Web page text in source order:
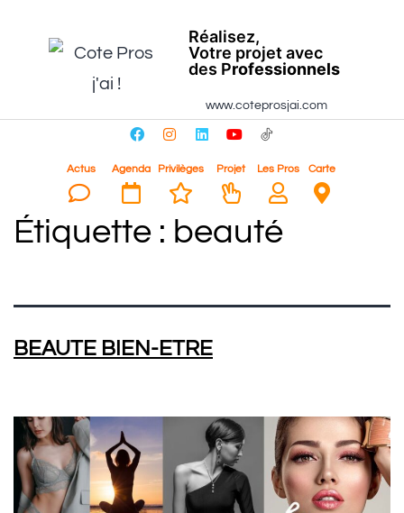
Réalisez,
Votre projet avec
des Professionnels
www.coteprosjai.com
Actus Agenda Privilèges Projet Les Pros Carte
Étiquette : beauté
BEAUTE BIEN-ETRE